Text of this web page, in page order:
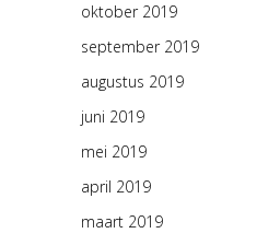
oktober 2019
september 2019
augustus 2019
juni 2019
mei 2019
april 2019
maart 2019